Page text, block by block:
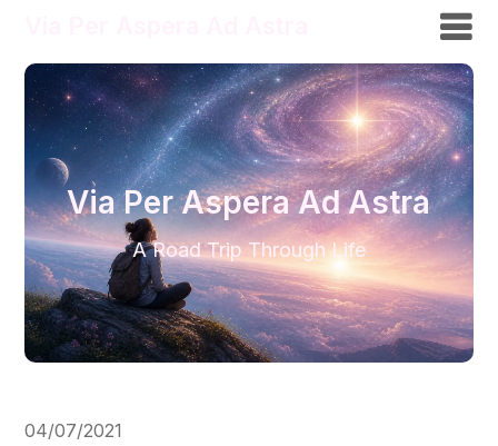
Via Per Aspera Ad Astra
A Road Trip Through Life
04/07/2021